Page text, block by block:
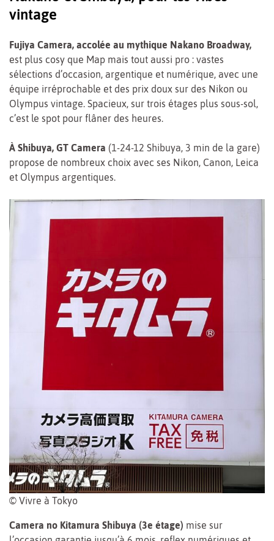
vintage
Fujiya Camera, accolée au mythique Nakano Broadway,
est plus cosy que Map mais tout aussi pro : vastes
sélections d’occasion, argentique et numérique, avec une
équipe irréprochable et des prix doux sur des Nikon ou
Olympus vintage. Spacieux, sur trois étages plus sous-sol,
c’est le spot pour flâner des heures.
À Shibuya, GT Camera (1-24-12 Shibuya, 3 min de la gare)
propose de nombreux choix avec ses Nikon, Canon, Leica
et Olympus argentiques.
© Vivre à Tokyo
Camera no Kitamura Shibuya (3e étage) mise sur